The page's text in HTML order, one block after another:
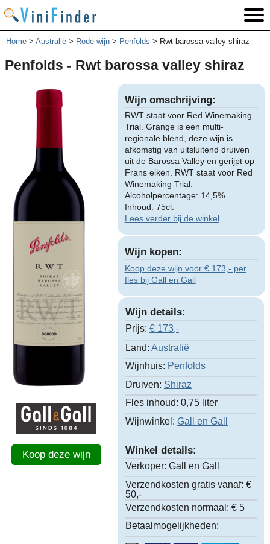
Home > Australië > Rode wijn > Penfolds > Rwt barossa valley shiraz
Penfolds - Rwt barossa valley shiraz
Koop deze wijn
Wijn omschrijving:
RWT staat voor Red Winemaking
Trial. Grange is een multi-
regionale blend, deze wijn is
afkomstig van uitsluitend druiven
uit de Barossa Valley en gerijpt op
Frans eiken. RWT staat voor Red
Winemaking Trial.
Alcoholpercentage: 14,5%.
Inhoud: 75cl.
Lees verder bij de winkel
Wijn kopen:
Koop deze wijn voor € 173,- per
fles bij Gall en Gall
Wijn details:
Prijs: € 173,-
Land: Australië
Wijnhuis: Penfolds
Druiven: Shiraz
Fles inhoud: 0,75 liter
Wijnwinkel: Gall en Gall
Winkel details:
Verkoper: Gall en Gall
Verzendkosten gratis vanaf: €
50,-
Verzendkosten normaal: € 5
Betaalmogelijkheden: